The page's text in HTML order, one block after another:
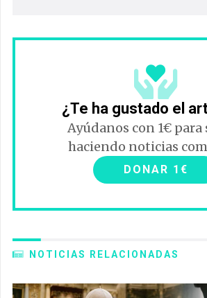
¿Te ha gustado el
Ayúdanos con 1€ para
haciendo noticias
DONAR 1€
NOTICIAS RELACIONADAS